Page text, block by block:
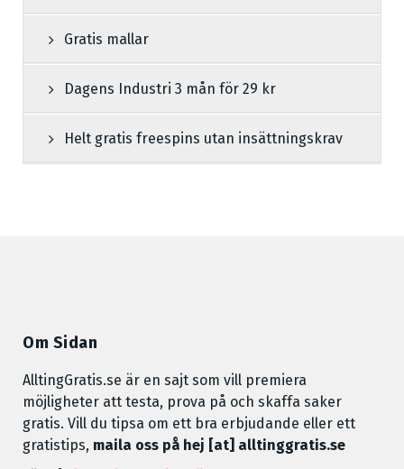
Gratis mallar
Dagens Industri 3 mån för 29 kr
Helt gratis freespins utan insättningskrav
Om Sidan
AlltingGratis.se är en sajt som vill premiera
möjligheter att testa, prova på och skaffa saker
gratis. Vill du tipsa om ett bra erbjudande eller ett
gratistips, maila oss på hej [at] alltinggratis.se